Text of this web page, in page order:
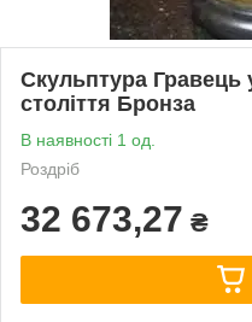
Скульптура
століття Бронза
В наявності 1 од.
Роздріб
32 673,27 ₴